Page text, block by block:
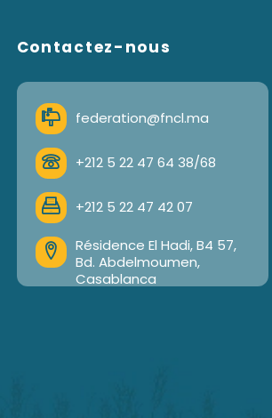
Contactez-nous
federation@fncl.ma
+212 5 22 47 64 38/68
+212 5 22 47 42 07
Résidence El Hadi, B4 57,
Bd. Abdelmoumen,
Casablanca